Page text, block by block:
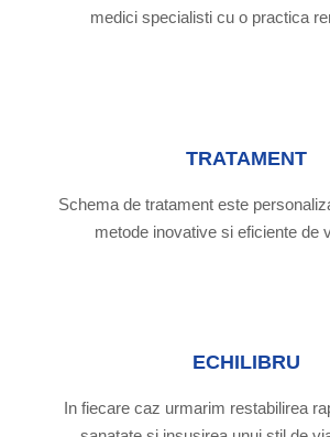
medici specialisti cu o practica
TRATAMENT
Schema de tratament este
metode inovative si eficiente de
ECHILIBRU
In fiecare caz urmarim restabilirea